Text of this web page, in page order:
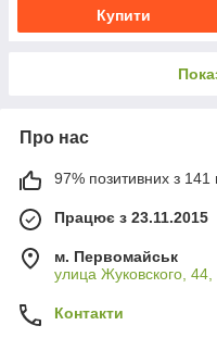
Купити
Про нас
97% позитивних з 141
Працює з 23.11.2015
м. Первомайськ
улица Жуковского,
Контакти